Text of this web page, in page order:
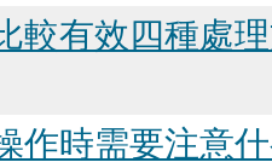
較有效四種處
作時需要注意